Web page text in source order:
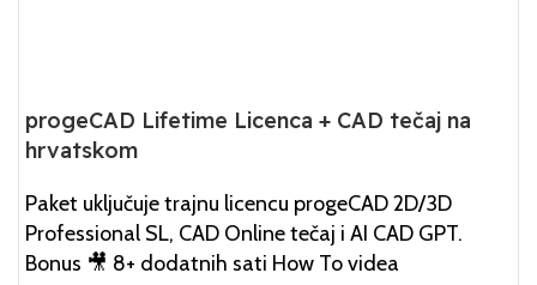
progeCAD Lifetime Licenca + CAD tečaj na
hrvatskom
Paket uključuje trajnu licencu progeCAD 2D/3D
Professional SL, CAD Online tečaj i AI CAD GPT.
Bonus 🎥 8+ dodatnih sati How To videa